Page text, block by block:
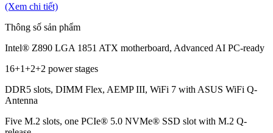
(Xem chi tiết)
Thông số sản phẩm
Intel® Z890 LGA 1851 ATX motherboard, Advanced AI PC-ready
16+1+2+2 power stages
DDR5 slots, DIMM Flex, AEMP III, WiFi 7 with ASUS WiFi Q-
Antenna
Five M.2 slots, one PCIe® 5.0 NVMe® SSD slot with M.2 Q-